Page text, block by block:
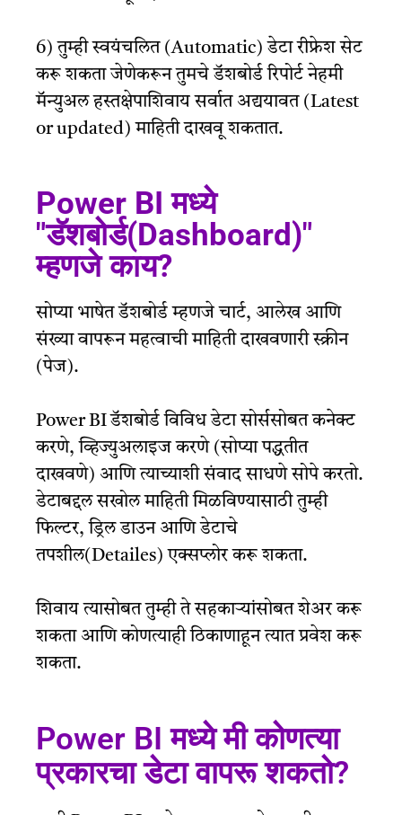
6) तुम्ही स्वयंचलित (Automatic) डेटा रीफ्रेश सेट
करू शकता जेणेकरून तुमचे डॅशबोर्ड रिपोर्ट नेहमी
मॅन्युअल हस्तक्षेपाशिवाय सर्वात अद्ययावत (Latest
or updated) माहिती दाखवू शकतात.
Power BI मध्ये
"डॅशबोर्ड(Dashboard)"
म्हणजे काय?
सोप्या भाषेत डॅशबोर्ड म्हणजे चार्ट, आलेख आणि
संख्या वापरून महत्वाची माहिती दाखवणारी स्क्रीन
(पेज).
Power BI डॅशबोर्ड विविध डेटा सोर्ससोबत कनेक्ट
करणे, व्हिज्युअलाइज करणे (सोप्या पद्धतीत
दाखवणे) आणि त्याच्याशी संवाद साधणे सोपे करतो.
डेटाबद्दल सखोल माहिती मिळविण्यासाठी तुम्ही
फिल्टर, ड्रिल डाउन आणि डेटाचे
तपशील(Detailes) एक्सप्लोर करू शकता.
शिवाय त्यासोबत तुम्ही ते सहकाऱ्यांसोबत शेअर करू
शकता आणि कोणत्याही ठिकाणाहून त्यात प्रवेश करू
शकता.
Power BI मध्ये मी कोणत्या
प्रकारचा डेटा वापरू शकतो?